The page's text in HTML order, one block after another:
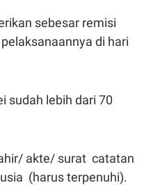
sebesar remisi
di hari
sudah lebih dari 70
akte/ surat catatan
(harus terpenuhi).